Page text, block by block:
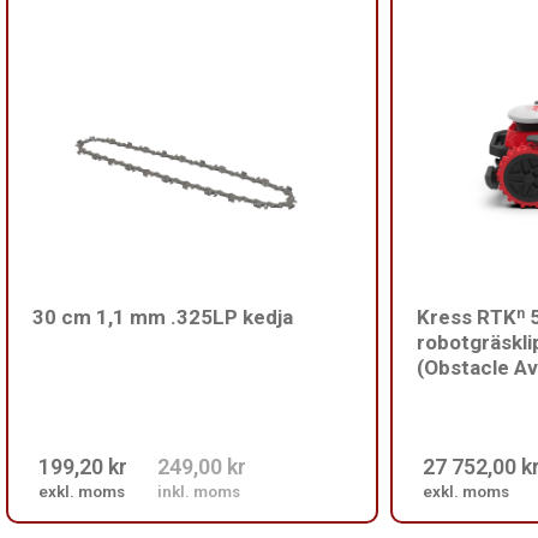
30 cm 1,1 mm .325LP kedja
199,20 kr
exkl. moms
249,00 kr
inkl. moms
Kress RTKⁿ
(Obstacle
27 752,00
exkl. moms